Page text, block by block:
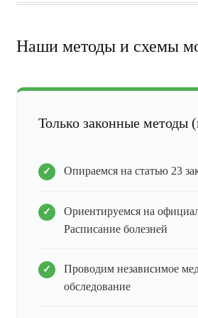
Наши методы и схемы
Только законные методы
Опираемся на статью 23
Ориентируемся на
Расписание болезней
Проводим независимое
обследование